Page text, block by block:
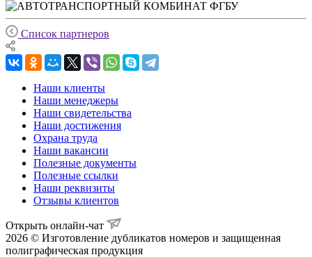
Список партнеров
Наши клиенты
Наши менеджеры
Наши свидетельства
Наши достижения
Охрана труда
Наши вакансии
Полезные документы
Полезные ссылки
Наши реквизиты
Отзывы клиентов
Открыть онлайн-чат
2026 © Изготовление дубликатов номеров и защищенная
полиграфическая продукция